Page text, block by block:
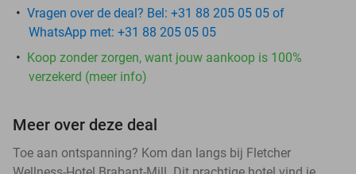
Vragen over de deal? Bel: +31 88 205 05 05 of
WhatsApp met: +31 88 205 05 05
Koop zonder zorgen, want jouw aankoop is 100%
verzekerd (meer info)
Meer over deze deal
Toe aan ontspanning? Kom dan langs bij Fletcher